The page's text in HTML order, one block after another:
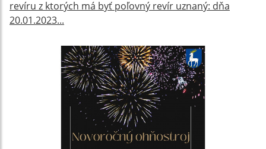
revíru z ktorých má byť poľovný revír uznaný: dňa
20.01.2023...